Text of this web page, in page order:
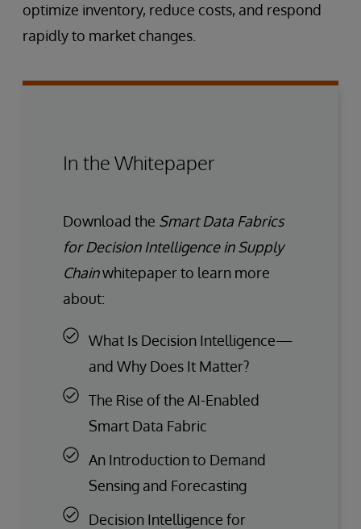
optimize inventory, reduce costs, and respond
rapidly to market changes.
In the Whitepaper
Download the Smart Data Fabrics
for Decision Intelligence in Supply
Chainwhitepaper to learn more
about:
What Is Decision Intelligence—
and Why Does It Matter?
The Rise of the AI-Enabled
Smart Data Fabric
An Introduction to Demand
Sensing and Forecasting
Decision Intelligence for